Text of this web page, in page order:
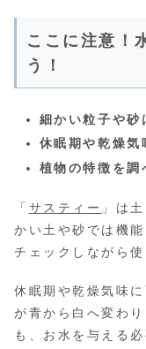
ここに注意！
う！
細かい粒子や砂
休眠期や乾燥気
植物の特徴を調
「 サスティー 」は
かい土や砂では機
チェックしながら使
休眠期や乾燥気味
が青から白へ変わ
も、お水を与える